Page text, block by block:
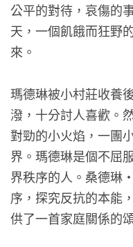
公平的對待，哀傷的
天，一個飢餓而狂野
來。
瑪德琳被小村莊收養
潑，十分討人喜歡。
對勁的小火焰，一團
界。瑪德琳是個不屈
界秩序的人。桑德琳
序，探究反抗的本能
供了一首家庭關係的